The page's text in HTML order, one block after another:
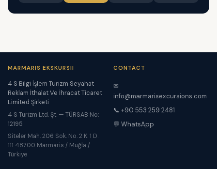
MARMARIS EKSKURSII
4 S Bilgi İşlem Turizm Seyahat
Reklam İthalat Ve İhracat Ticaret
Limited Şirketi
4 S Turizm Ltd. Şt. — TÜRSAB No:
12195
Siteler Mah. 206 Sok. No. 2 K. 1 D.
111 48700 Marmaris / Muğla /
Türkiye
CONTACT
✉
info@marmarisexcursions.com
📞 +90 553 259 2481
💬 WhatsApp